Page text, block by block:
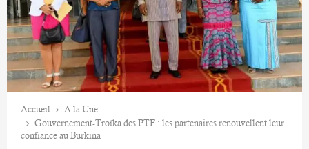
Accueil
A la Une
Gouvernement-Troïka des PTF : les partenaires renouvellent leur
confiance au Burkina